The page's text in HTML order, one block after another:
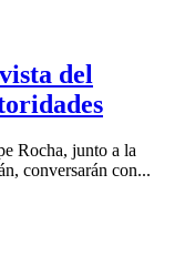
del
Rocha, junto a la
conversarán con...